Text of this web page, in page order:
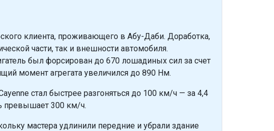
клиента, проживающего в Абу-Даби. Доработка,
части, так и внешности автомобиля.
был форсирован до 670 лошадиных сил за счет
момент агрегата увеличился до 890 Нм.
стал быстрее разгоняться до 100 км/ч — за 4,4
превышает 300 км/ч.
мастера удлинили передние и убрали здание